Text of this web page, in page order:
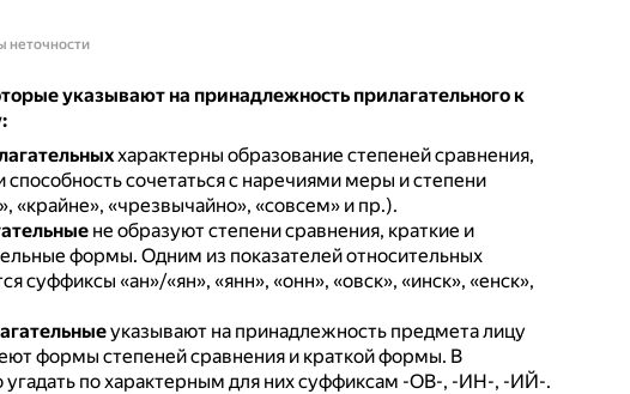
неточности
указывают на принадлежность прилагательного к
характерны образование степеней сравнения,
сочетаться с наречиями меры и степени
«крайне», «чрезвычайно», «совсем» и пр.).
не образуют степени сравнения, краткие и
формы. Одним из показателей относительных
суффиксы «ан»/«ян», «янн», «онн», «овск», «инск», «енск»,
указывают на принадлежность предмета лицу
формы степеней сравнения и краткой формы. В
по характерным для них суффиксам -ОВ-, -ИН-, -ИЙ-.